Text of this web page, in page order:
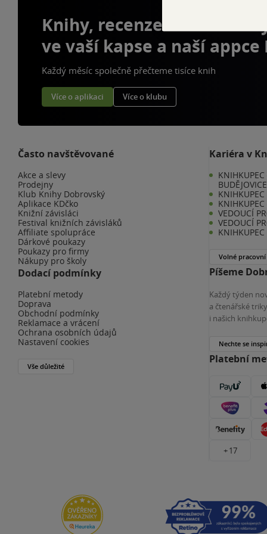
Knihy, recenze a klubové
ve vaší kapse a naší appce
Každý měsíc společně přečteme tisíce knih
Více o aplikaci Více o klubu
Často navštěvované
Akce a slevy
Prodejny
Klub Knihy Dobrovský
Aplikace KDčko
Knižní závisláci
Festival knižních závisláků
Affiliate spolupráce
Dárkové poukazy
Poukazy pro firmy
Nákupy pro školy
Dodací podmínky
Platební metody
Doprava
Obchodní podmínky
Reklamace a vrácení
Ochrana osobních údajů
Nastavení cookies
Vše důležité
Kariéra v
KNIHKUPEC
BUDĚJOVICE
KNIHKUPEC
VEDOUCÍ
VEDOUCÍ
Volné pracovní
Píšeme
Každý týden
a čtenářské
i našich
Nechte se
Platební
+ 17